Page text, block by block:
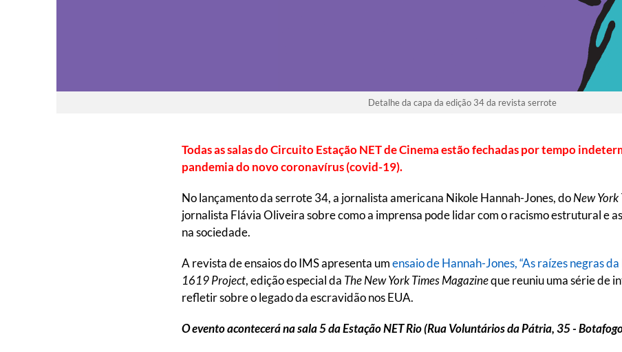
Detalhe da capa da edição 34 da revista serrote
Todas as salas do Circuito Estação NET de Cinema estão fechadas por tempo
pandemia do novo coronavírus (covid-19).
No lançamento da serrote 34, a jornalista americana Nikole Hannah-Jones, doNew York
jornalista Flávia Oliveira sobre como a imprensa pode lidar com o racismo estrutural e
na sociedade.
A revista de ensaios do IMS apresenta umensaio de Hannah-Jones, “As raízes negras
1619 Project, edição especial da The New York Times Magazineque reuniu uma série de
refletir sobre o legado da escravidão nos EUA.
O evento acontecerá na sala 5 da Estação NET Rio (Rua Voluntários da Pátria, 35 -